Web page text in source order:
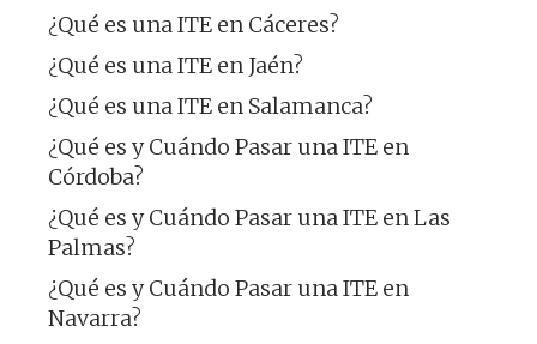
¿Qué es una ITE en Cáceres?
¿Qué es una ITE en Jaén?
¿Qué es una ITE en Salamanca?
¿Qué es y Cuándo Pasar una ITE en
Córdoba?
¿Qué es y Cuándo Pasar una ITE en Las
Palmas?
¿Qué es y Cuándo Pasar una ITE en
Navarra?